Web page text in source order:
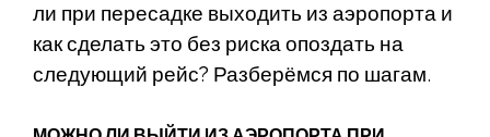
ли при пересадке выходить из аэропорта и
как сделать это без риска опоздать на
следующий рейс? Разберёмся по шагам.